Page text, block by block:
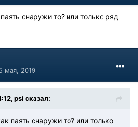
снаружи то? или только ряд
5 мая, 2019
psi сказал:
паять снаружи то? или только